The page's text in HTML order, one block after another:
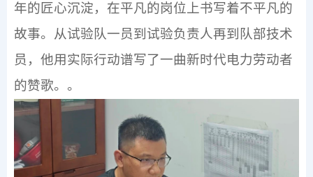
年的匠心沉淀，在平凡的岗位上书写着不平凡的
故事。从试验队一员到试验负责人再到队部技术
员，他用实际行动谱写了一曲新时代电力劳动者
的赞歌。。